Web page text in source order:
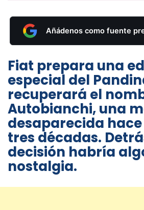
Añádenos como fuente
Fiat prepara una
especial del
recuperará el
Autobianchi, una
desaparecida
tres décadas.
decisión habría
nostalgia.